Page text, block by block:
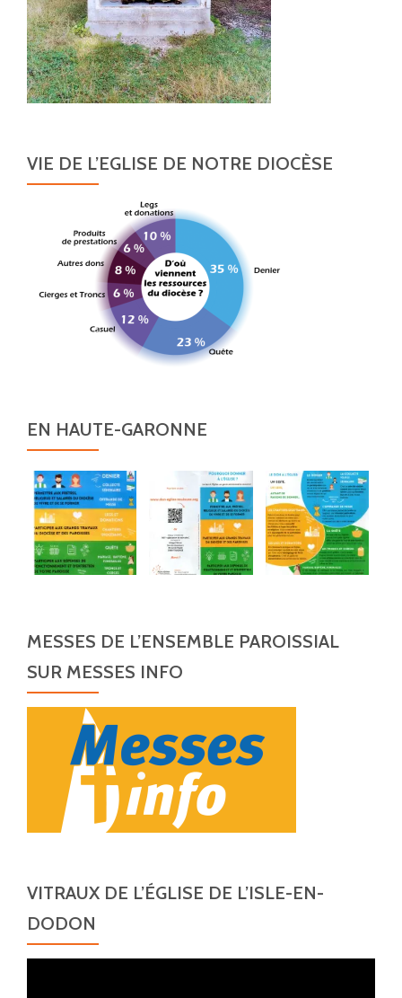
VIE DE L’EGLISE DE NOTRE DIOCÈSE
EN HAUTE-GARONNE
MESSES DE L’ENSEMBLE PAROISSIAL
SUR MESSES INFO
VITRAUX DE L’ÉGLISE DE L’ISLE-EN-
DODON